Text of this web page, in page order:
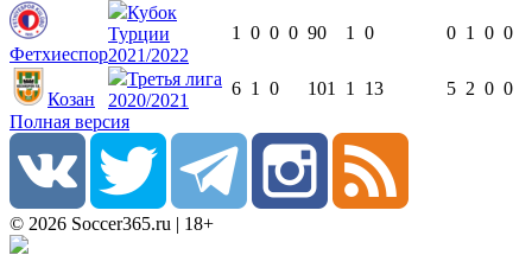
Фетхиеспор
Кубок
Турции
2021/2022
1 0 0 0 90 1 0 0 1 0 0
Козан
Третья лига
2020/2021
6 1 0 101 1 13 5 2 0 0
Полная версия
© 2026 Soccer365.ru | 18+